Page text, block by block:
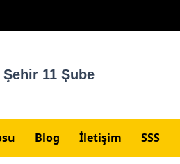
11 Şube
Blog İletişim SSS